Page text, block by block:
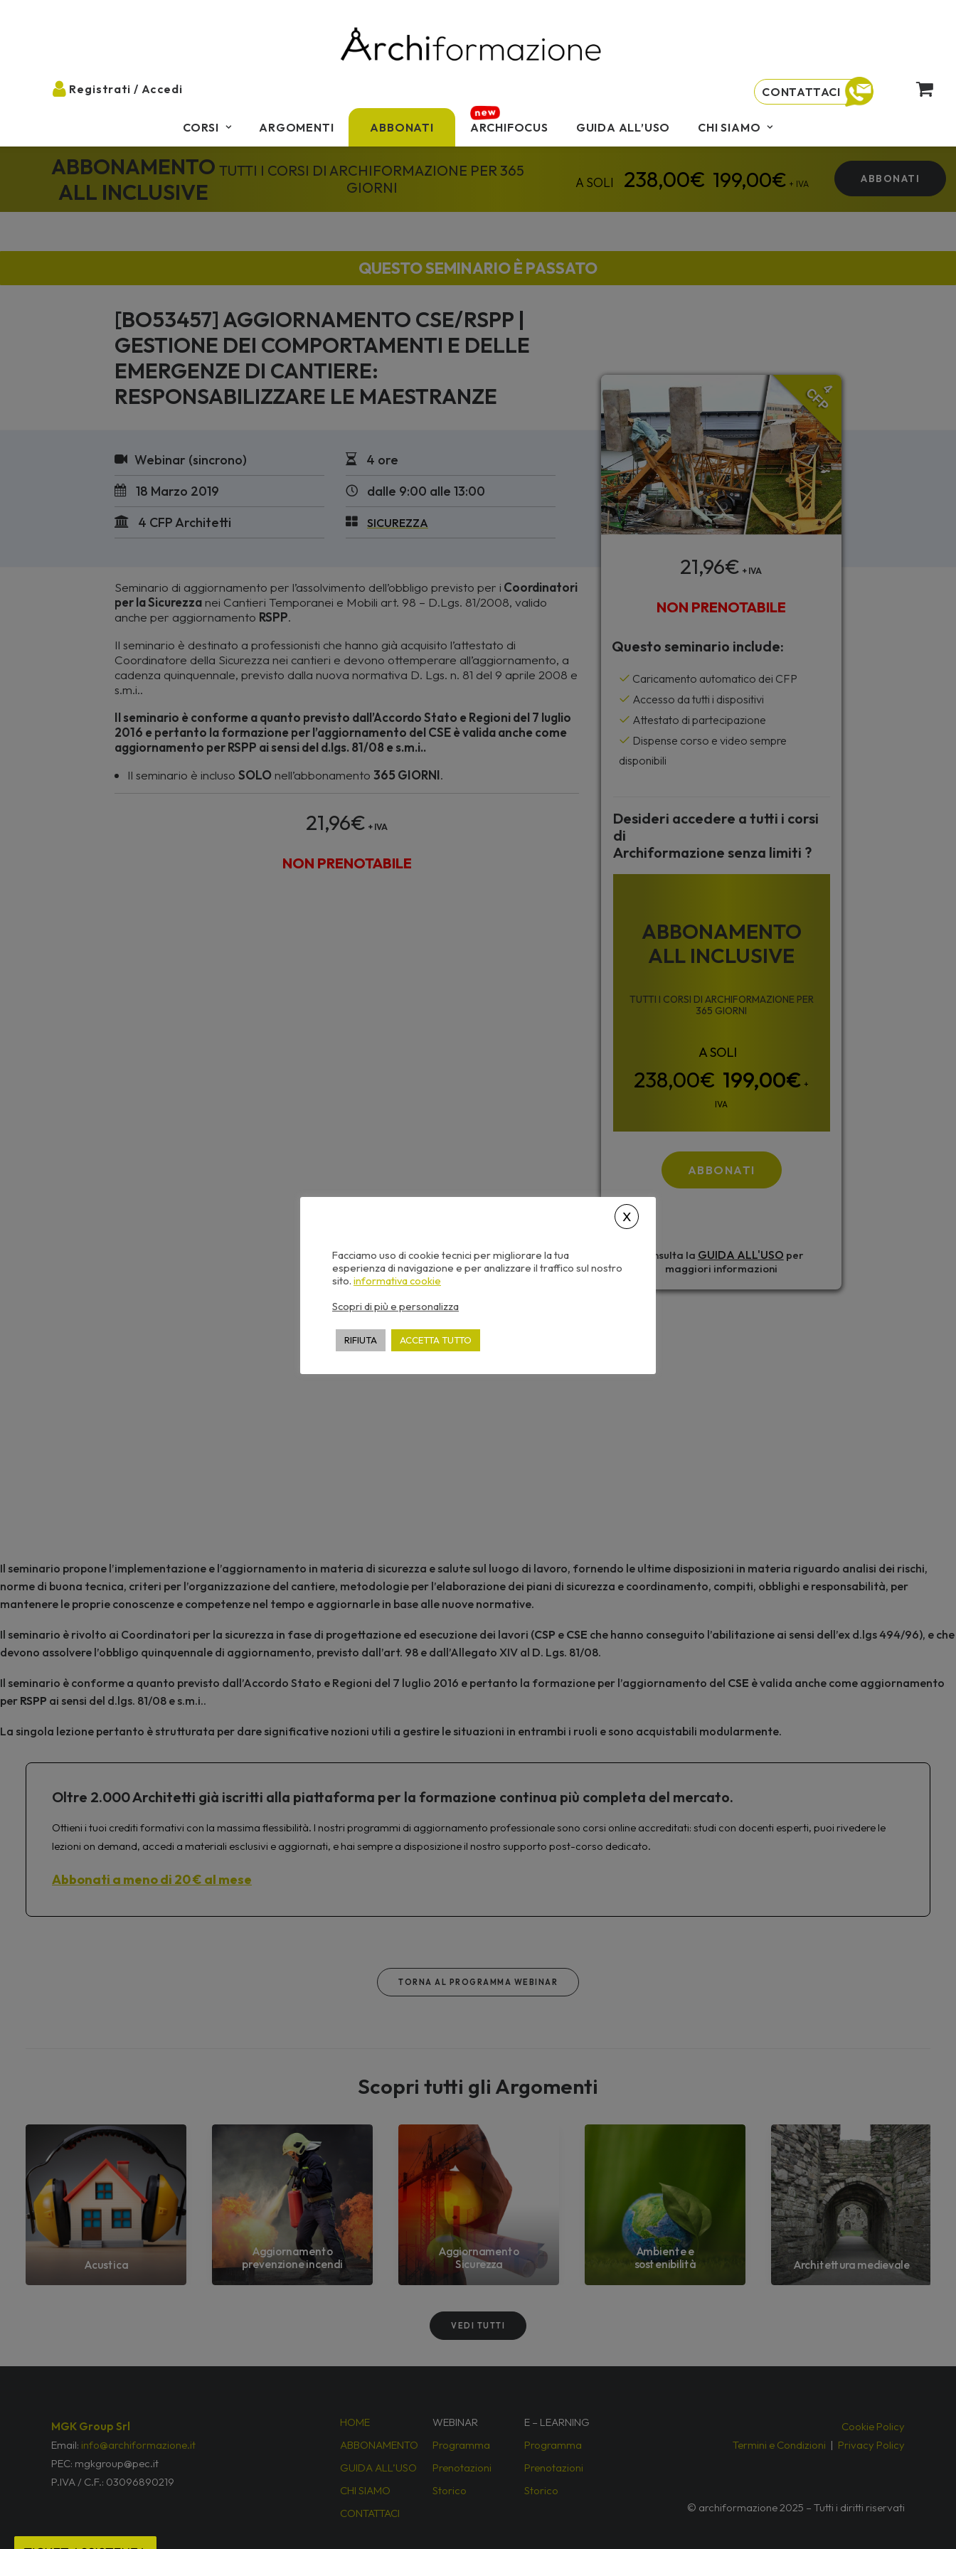
CORSI ARGOMENTI ABBONATI ARCHIFOCUS GUIDA ALL’USO CHI SIAMO
CONTATTACI
ABBONAMENTO
ALL INCLUSIVE
TUTTI I CORSI DI ARCHIFORMAZIONE PER 365
GIORNI
199,00€ + IVA ABBONATI
QUESTO SEMINARIO È PASSATO
[BO53457] AGGIORNAMENTO CSE/RSPP |
GESTIONE DEI COMPORTAMENTI E DELLE
EMERGENZE DI CANTIERE:
RESPONSABILIZZARE LE MAESTRANZE
Webinar (sincrono)
4 ore
18 Marzo 2019
dalle 9:00 alle 13:00
4 CFP Architetti
SICUREZZA
Seminario di aggiornamento per l’assolvimento dell’obbligo previsto per i Coordinatori
per la Sicurezza nei Cantieri Temporanei e Mobili art. 98 – D.Lgs. 81/2008, valido
anche per aggiornamento RSPP.
Il seminario è destinato a professionisti che hanno già acquisito l’attestato di
Coordinatore della Sicurezza nei cantieri e devono ottemperare all’aggiornamento, a
cadenza quinquennale, previsto dalla nuova normativa D. Lgs. n. 81 del 9 aprile 2008 e
s.m.i..
Il seminario è conforme a quanto previsto dall’Accordo Stato e Regioni del 7 luglio
2016 e pertanto la formazione per l’aggiornamento del CSE è valida anche come
aggiornamento per RSPP ai sensi del d.lgs. 81/08 e s.m.i..
Il seminario è incluso SOLO nell’abbonamento 365 GIORNI.
21,96€ + IVA
NON PRENOTABILE
4
CFP
21,96€ + IVA
NON PRENOTABILE
Questo seminario include:
Caricamento automatico dei CFP
Accesso da tutti i dispositivi
Attestato di partecipazione
Dispense corso e video sempre
disponibili
Desideri accedere a tutti i corsi
di
Archiformazione senza limiti ?
ABBONAMENTO
ALL INCLUSIVE
TUTTI I CORSI DI ARCHIFORMAZIONE PER
365 GIORNI
199,00€ +
IVA
ABBONATI
Consulta la GUIDA ALL'USO per
maggiori informazioni
Il seminario propone l’implementazione e l’aggiornamento in materia di sicurezza e salute sul luogo di lavoro, fornendo le ultime disposizioni in materia riguardo analisi dei rischi,
norme di buona tecnica, criteri per l’organizzazione del cantiere, metodologie per l’elaborazione dei piani di sicurezza e coordinamento, compiti, obblighi e responsabilità, per
mantenere le proprie conoscenze e competenze nel tempo e aggiornarle in base alle nuove normative.
Il seminario è rivolto ai Coordinatori per la sicurezza in fase di progettazione ed esecuzione dei lavori (CSP e CSE che hanno conseguito l’abilitazione ai sensi dell’ex d.lgs 494/96), e che
devono assolvere l’obbligo quinquennale di aggiornamento, previsto dall’art. 98 e dall’Allegato XIV al D. Lgs. 81/08.
Il seminario è conforme a quanto previsto dall’Accordo Stato e Regioni del 7 luglio 2016 e pertanto la formazione per l’aggiornamento del CSE è valida anche come aggiornamento
per RSPP ai sensi del d.lgs. 81/08 e s.m.i..
La singola lezione pertanto è strutturata per dare significative nozioni utili a gestire le situazioni in entrambi i ruoli e sono acquistabili modularmente.
Oltre 2.000 Architetti già iscritti alla piattaforma per la formazione continua più completa del mercato.
Ottieni i tuoi crediti formativi con la massima flessibilità. I nostri programmi di aggiornamento professionale sono corsi online accreditati: studi con docenti esperti, puoi rivedere le
lezioni on demand, accedi a materiali esclusivi e aggiornati, e hai sempre a disposizione il nostro supporto post-corso dedicato.
Abbonati a meno di 20 € al mese
TORNA AL PROGRAMMA WEBINAR
Scopri tutti gli Argomenti
Acustica
Aggiornamento
prevenzione incendi
Aggiornamento
Sicurezza
Ambiente e
sostenibilità
Architettura medievale
VEDI TUTTI
MGK Group Srl
Email: info@archiformazione.it
PEC: mgkgroup@pec.it
P.IVA / C.F.: 03096890219
HOME
ABBONAMENTO
GUIDA ALL’USO
CHI SIAMO
CONTATTACI
WEBINAR
Programma
Prenotazioni
Storico
E – LEARNING
Programma
Prenotazioni
Storico
Cookie Policy
Termini e Condizioni | Privacy Policy
© archiformazione 2025 – Tutti i diritti riservati
Facciamo uso di cookie tecnici per migliorare la tua
esperienza di navigazione e per analizzare il traffico sul nostro
sito. informativa cookie
Scopri di più e personalizza
RIFIUTA ACCETTA TUTTO